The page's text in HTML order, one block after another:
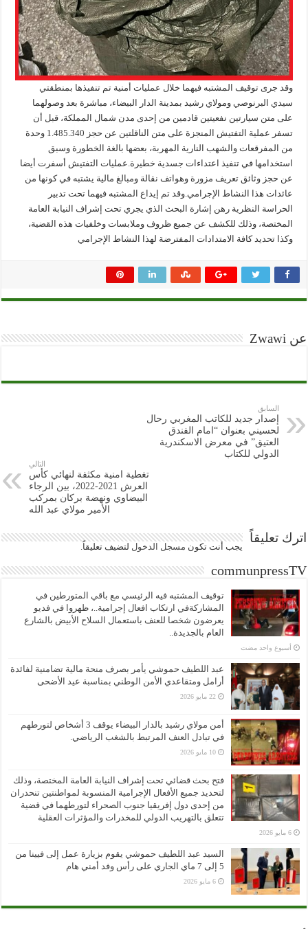
وقد جرى توقيف المشتبه فيهما خلال عمليات أمنية تم تنفيذها بمنطقتي
سيدي البرنوصي ومولاي رشيد بمدينة الدار البيضاء، مباشرة بعد وصولهما
على متن سيارتين نفعيتين قادمين من إحدى مدن شمال المملكة، قبل أن
تسفر عملية التفتيش المنجزة على متن الناقلتين عن حجز 1.485.340 وحدة
من المفرقعات والشهب النارية المهربة، بعضها بالغة الخطورة وسبق
استخدامها في تنفيذ اعتداءات جسدية خطيرة.عمليات التفتيش أسفرت أيضا
عن حجز وثائق تعريف مزورة وهواتف نقالة ومبالغ مالية يشتبه في كونها من
عائدات هذا النشاط الإجرامي.وقد تم إيداع المشتبه فيهما تحت تدبير
الحراسة النظرية رهن إشارة البحث الذي يجري تحت إشراف النيابة العامة
المختصة، وذلك للكشف عن جميع ظروف وملابسات وخلفيات هذه القضية،
وكذا تحديد كافة الامتدادات المفترضة لهذا النشاط الإجرامي
عن Zwawi
السابق
إصدار جديد للكاتب المغربي رحال
لحسيني بعنوان “امام الفندق
العتيق” في معرض الاسكندرية
الدولي للكتاب
التالي
تغطية امنية مكثفة لنهائي كأس
العرش 2021-2022، بين الرجاء
البيضاوي ونهضة بركان بمركب
الأمير مولاي عبد الله
اترك تعليقاً
يجب أنت تكون مسجل الدخول لتضيف تعليقاً.
communpressTV
توقيف المشتبه فيه الرئيسي مع باقي المتورطين في
المشاركةفي ارتكاب افعال إجرامية..، ظهروا في فديو
يعرضون شخصا للعنف باستعمال السلاح الأبيض بالشارع
العام بالجديدة..
‏أسبوع واحد مضت
عبد اللطيف حموشي يأمر بصرف منحة مالية تضامنية لفائدة
أرامل ومتقاعدي الأمن الوطني بمناسبة عيد الأضحى
22 مايو 2026
أمن مولاي رشيد بالدار البيضاء يوقف 3 أشخاص لتورطهم
في تبادل العنف المرتبط بالشغب الرياضي.
10 مايو 2026
فتح بحث قضائي تحت إشراف النيابة العامة المختصة، وذلك
لتحديد جميع الأفعال الإجرامية المنسوبة لمواطنتين تنحدران
من إحدى دول إفريقيا جنوب الصحراء لتورطهما في قضية
تتعلق بالتهريب الدولي للمخدرات والمؤثرات العقلية
6 مايو 2026
السيد عبد اللطيف حموشي يقوم بزيارة عمل إلى فيينا من
5 إلى 7 ماي الجاري على رأس وفد أمني هام
6 مايو 2026